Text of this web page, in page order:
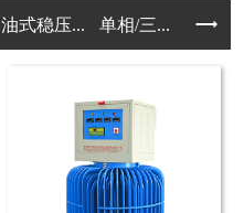
油式稳压... 单相/三... 三相/